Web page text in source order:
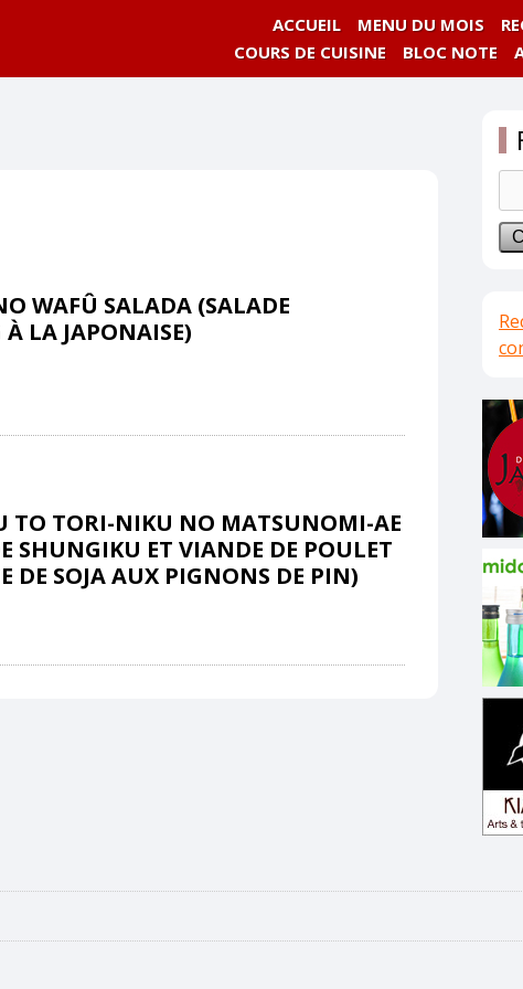
MENU DU MOIS
ACCUEIL
BLOC NOTE
COURS DE CUISINE
WAFÛ SALADA (SALADE
À LA JAPONAISE)
TO TORI-NIKU NO MATSUNOMI-AE
SHUNGIKU ET VIANDE DE POULET
DE SOJA AUX PIGNONS DE PIN)